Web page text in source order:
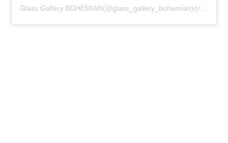
Glass Gallery BOHEMIAN(@glass_gallery_bohemian)がシェアした投稿